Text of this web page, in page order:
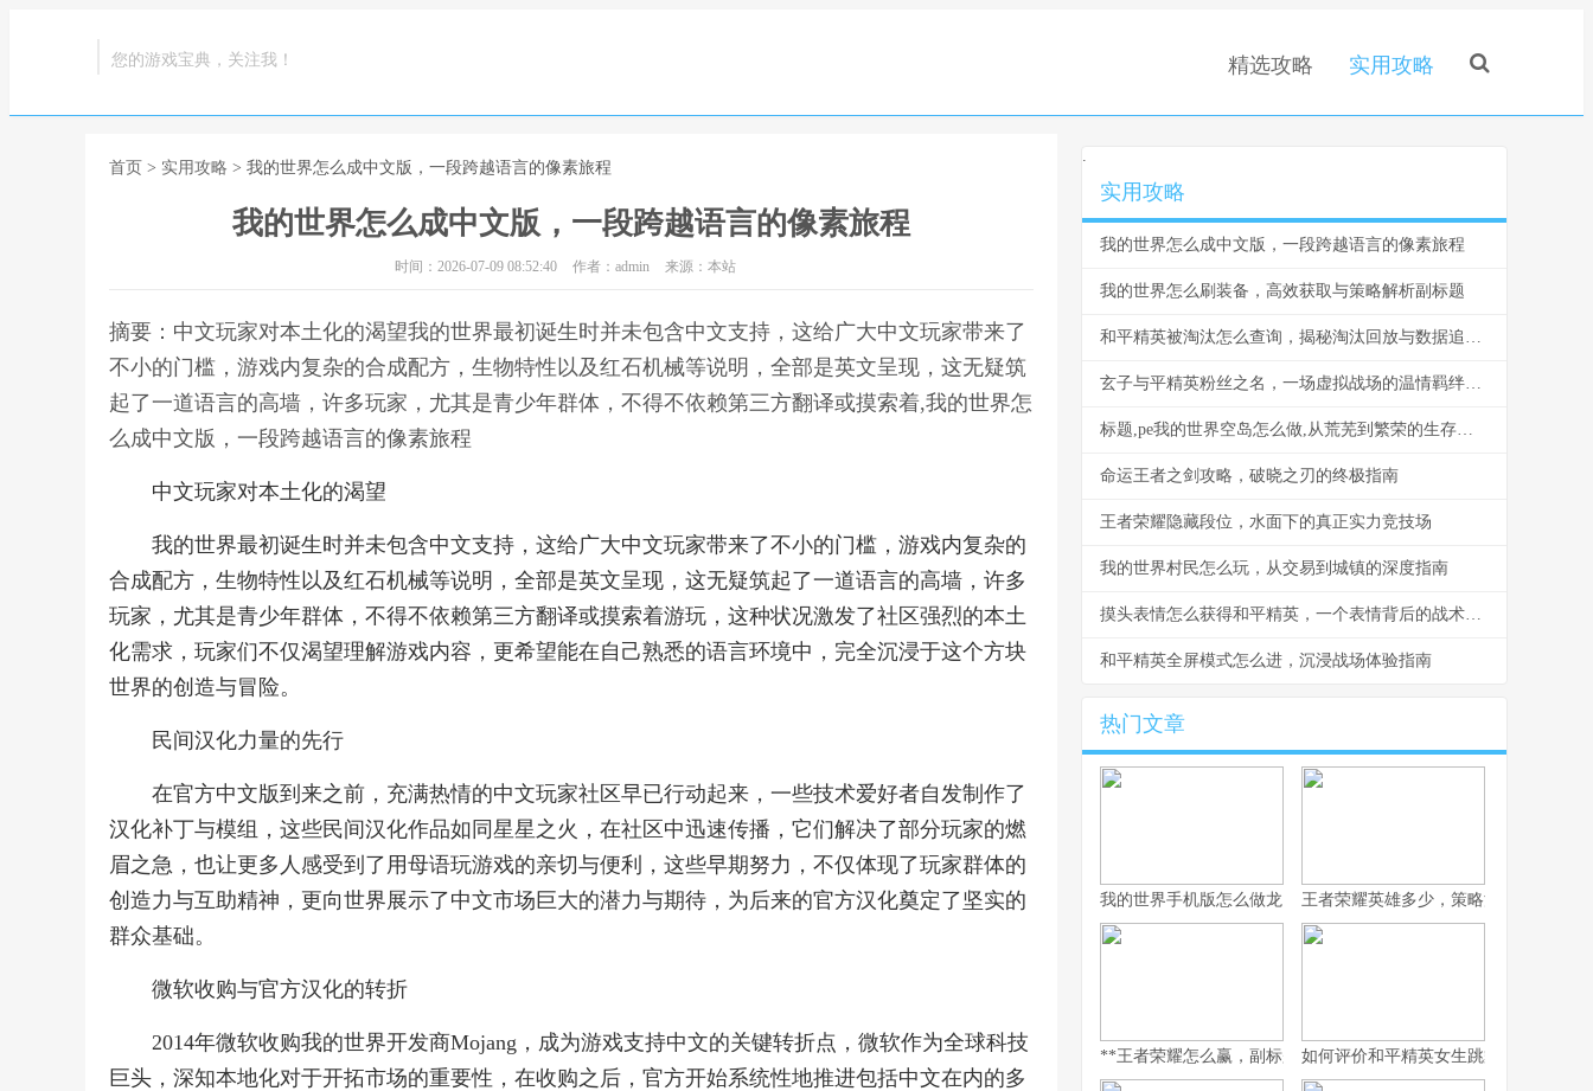
您的游戏宝典，关注我！ 精选攻略 实用攻略
首页 > 实用攻略 > 我的世界怎么成中文版，一段跨越语言的像素旅程
我的世界怎么成中文版，一段跨越语言的像素旅程
时间：2026-07-09 08:52:40 作者：admin 来源：本站
摘要：中文玩家对本土化的渴望我的世界最初诞生时并未包含中文支持，这给广大中文玩家带来了
不小的门槛，游戏内复杂的合成配方，生物特性以及红石机械等说明，全部是英文呈现，这无疑筑
起了一道语言的高墙，许多玩家，尤其是青少年群体，不得不依赖第三方翻译或摸索着,我的世界怎
么成中文版，一段跨越语言的像素旅程
中文玩家对本土化的渴望
我的世界最初诞生时并未包含中文支持，这给广大中文玩家带来了不小的门槛，游戏内复杂的
合成配方，生物特性以及红石机械等说明，全部是英文呈现，这无疑筑起了一道语言的高墙，许多
玩家，尤其是青少年群体，不得不依赖第三方翻译或摸索着游玩，这种状况激发了社区强烈的本土
化需求，玩家们不仅渴望理解游戏内容，更希望能在自己熟悉的语言环境中，完全沉浸于这个方块
世界的创造与冒险。
民间汉化力量的先行
在官方中文版到来之前，充满热情的中文玩家社区早已行动起来，一些技术爱好者自发制作了
汉化补丁与模组，这些民间汉化作品如同星星之火，在社区中迅速传播，它们解决了部分玩家的燃
眉之急，也让更多人感受到了用母语玩游戏的亲切与便利，这些早期努力，不仅体现了玩家群体的
创造力与互助精神，更向世界展示了中文市场巨大的潜力与期待，为后来的官方汉化奠定了坚实的
群众基础。
微软收购与官方汉化的转折
2014年微软收购我的世界开发商Mojang，成为游戏支持中文的关键转折点，微软作为全球科技
巨头，深知本地化对于开拓市场的重要性，在收购之后，官方开始系统性地推进包括中文在内的多
.
实用攻略
我的世界怎么成中文版，一段跨越语言的像素旅程
我的世界怎么刷装备，高效获取与策略解析副标题
和平精英被淘汰怎么查询，揭秘淘汰回放与数据追溯之道
玄子与平精英粉丝之名，一场虚拟战场的温情羁绊，副标题，当枪火遇见星光，我们以名为盟
标题,pe我的世界空岛怎么做,从荒芜到繁荣的生存艺术
命运王者之剑攻略，破晓之刃的终极指南
王者荣耀隐藏段位，水面下的真正实力竞技场
我的世界村民怎么玩，从交易到城镇的深度指南
摸头表情怎么获得和平精英，一个表情背后的战术世界
和平精英全屏模式怎么进，沉浸战场体验指南
热门文章
我的世界手机版怎么做龙，一个资深玩家的深度解析与创造指南
王者荣耀英雄多少，策略深度的双刃
**王者荣耀怎么赢，副标题为资深玩家的致胜心法**
如何评价和平精英女生跳舞，虚拟舞台